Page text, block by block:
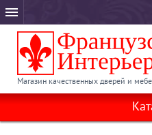
Магазин качественных дверей и